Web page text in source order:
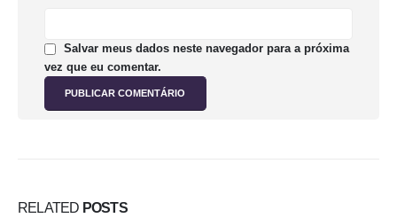
Salvar meus dados neste navegador para a próxima
vez que eu comentar.
RELATED POSTS